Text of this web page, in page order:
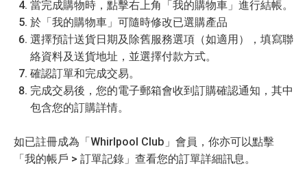
當完成購物時，點擊右上角「我的購物車」進行結帳。
於「我的購物車」可隨時修改已選購產品
選擇預計送貨日期及除舊服務選項（如適用），填寫聯
絡資料及送貨地址，並選擇付款方式。
確認訂單和完成交易。
完成交易後，您的電子郵箱會收到訂購確認通知，其中
包含您的訂購詳情。
如已註冊成為「Whirlpool Club」會員，你亦可以點擊
「我的帳戶 > 訂單記錄」查看您的訂單詳細訊息。